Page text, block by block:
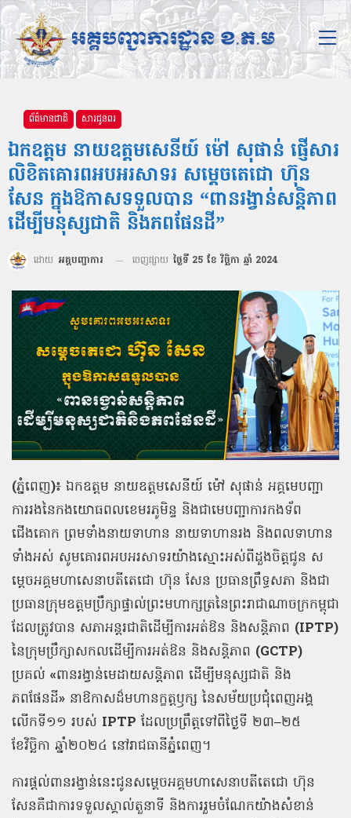
ព័ត៌មានជាតិ សារជូនពរ
ឯកឧត្ដម នាយឧត្តមសេនីយ៍ ម៉ៅ សុផាន់ ផ្ញើសារ
លិខិតគោរពអបអរសាទរ សម្តេចតេជោ ហ៊ុន
សែន ក្នុងឱកាសទទួលបាន “ពានរង្វាន់សន្តិភាព
ដើម្បីមនុស្សជាតិ និងភពផែនដី”
ដោយ អគ្គបញ្ជាការ ចេញផ្សាយ ថ្ងៃទី 25 ខែ វិច្ឆិកា ឆ្នាំ 2024
(ភ្នំពេញ)៖ ឯកឧត្ដម នាយឧត្តមសេនីយ៍ ម៉ៅ សុផាន់ អគ្គមេបញ្ជា
ការរងនៃកងយោធពលខេមរភូមិន្ទ និងជាមេបញ្ជាការកងទ័ព
ជើងគោក ព្រមទាំងនាយទាហាន នាយទាហានរង និងពលទាហាន
ទាំងអស់ សូមគោរពអបអរសាទរយ៉ាងស្មោះអស់ពីដួងចិត្តជូន ស
ម្តេចអគ្គមហាសេនាបតីតេជោ ហ៊ុន សែន ប្រធានព្រឹទ្ធសភា និងជា
ប្រធានក្រុមឧត្តមប្រឹក្សាផ្ទាល់ព្រះមហាក្សត្រនៃព្រះរាជាណាចក្រកម្ពុជា
ដែលត្រូវបាន សភាអន្តរជាតិដើម្បីការអត់ឱន និងសន្តិភាព (IPTP)
នៃក្រុមប្រឹក្សាសកលដើម្បីការអត់ឱន និងសន្តិភាព (GCTP)
ប្រគល់ «ពានរង្វាន់មេដាយសន្តិភាព ដើម្បីមនុស្សជាតិ និង
ភពផែនដី» នាឱកាសដ៏មហានក្ខត្តឫក្ស នៃសម័យប្រជុំពេញអង្គ
លើកទី១១ របស់ IPTPដែលប្រព្រឹត្តទៅពីថ្ងៃទី ២៣–២៥
ខែវិច្ឆិកា ឆ្នាំ២០២៤ នៅរាជធានីភ្នំពេញ។
ការផ្តល់ពានរង្វាន់នេះជូនសម្តេចអគ្គមហាសេនាបតីតេជោ ហ៊ុន
សែនគឺជាការទទួលស្គាល់តួនាទី និងការរួមចំណែកយ៉ាងសំខាន់